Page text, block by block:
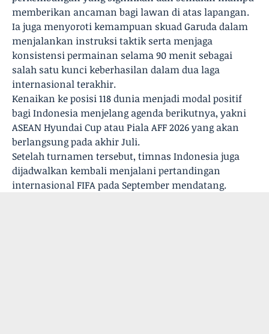
memberikan ancaman bagi lawan di atas lapangan.
Ia juga menyoroti kemampuan skuad Garuda dalam
menjalankan instruksi taktik serta menjaga
konsistensi permainan selama 90 menit sebagai
salah satu kunci keberhasilan dalam dua laga
internasional terakhir.
Kenaikan ke posisi 118 dunia menjadi modal positif
bagi Indonesia menjelang agenda berikutnya, yakni
ASEAN Hyundai Cup atau Piala AFF 2026 yang akan
berlangsung pada akhir Juli.
Setelah turnamen tersebut, timnas Indonesia juga
dijadwalkan kembali menjalani pertandingan
internasional FIFA pada September mendatang.